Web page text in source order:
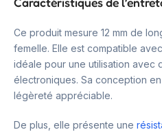
Ce produit mesure 12 mm de
femelle. Elle est compatible
idéale pour une utilisation avec
électroniques. Sa conception
légèreté appréciable.
De plus, elle présente une